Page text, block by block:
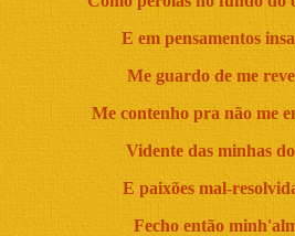
E em pensamentos
Me guardo de me
Me contenho pra não me
Vidente das minhas
E paixões mal-
Fecho então